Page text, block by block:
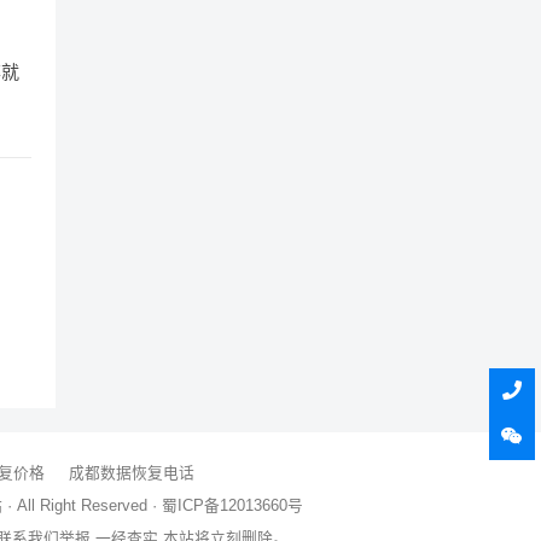
价格
成都数据恢复电话
· All Right Reserved · 蜀ICP备12013660号